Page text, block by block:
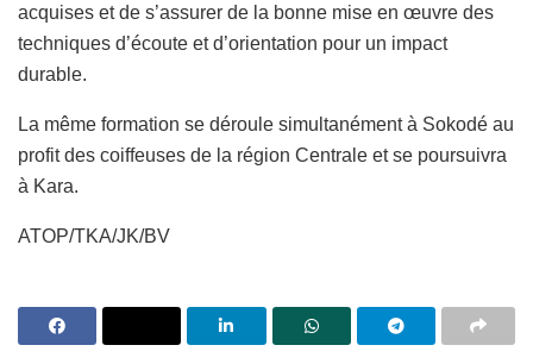
acquises et de s’assurer de la bonne mise en œuvre des
techniques d’écoute et d’orientation pour un impact
durable.
La même formation se déroule simultanément à Sokodé au
profit des coiffeuses de la région Centrale et se poursuivra
à Kara.
ATOP/TKA/JK/BV